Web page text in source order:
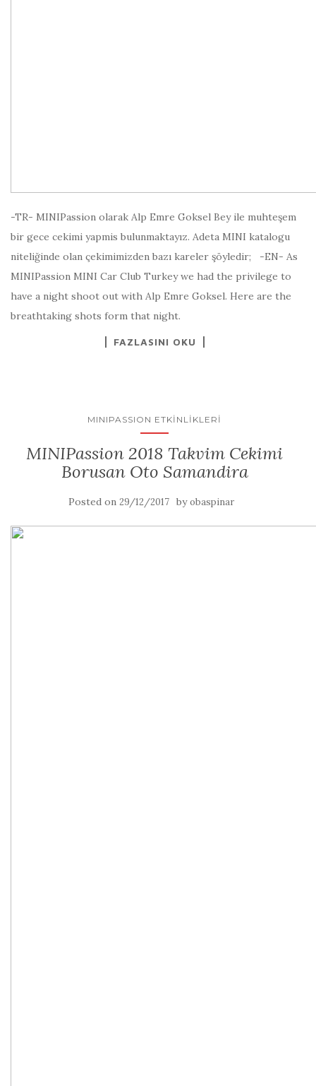
-TR- MINIPassion olarak Alp Emre Goksel Bey ile muhteşem
bir gece cekimi yapmis bulunmaktayız. Adeta MINI katalogu
niteliğinde olan çekimimizden bazı kareler şöyledir; -EN- As
MINIPassion MINI Car Club Turkey we had the privilege to
have a night shoot out with Alp Emre Goksel. Here are the
breathtaking shots form that night.
FAZLASINI OKU
MINIPASSION ETKINLIKLERI
MINIPassion 2018 Takvim Cekimi
Borusan Oto Samandira
Posted on 29/12/2017 byobaspinar